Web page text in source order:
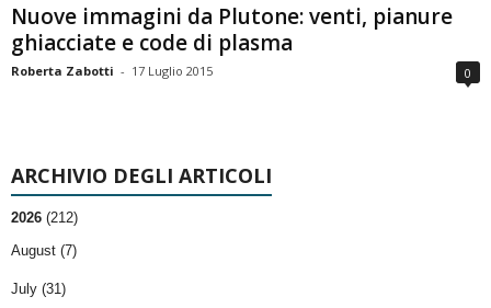
Nuove immagini da Plutone: venti, pianure
ghiacciate e code di plasma
Roberta Zabotti - 17 Luglio 2015 0
ARCHIVIO DEGLI ARTICOLI
2026 (212)
August (7)
July (31)